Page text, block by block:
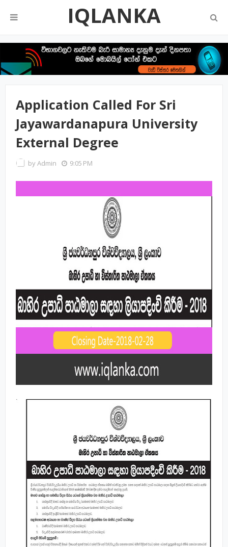
IQLANKA
Application Called For Sri
Jayawardanapura University
External Degree
byAdmin 9:05 PM